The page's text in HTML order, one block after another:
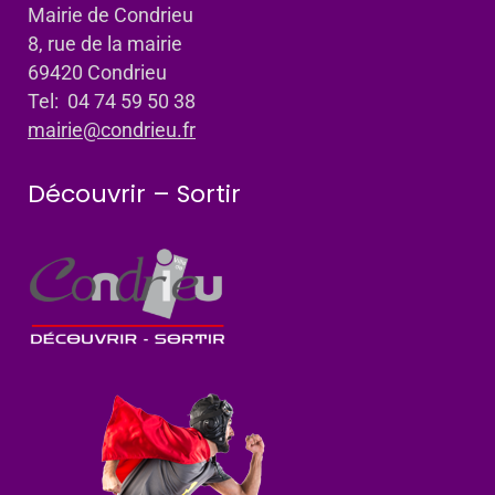
Mairie de Condrieu
8, rue de la mairie
69420 Condrieu
Tel: 04 74 59 50 38
mairie@condrieu.fr
Découvrir – Sortir